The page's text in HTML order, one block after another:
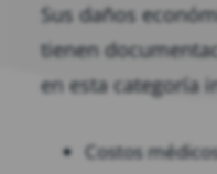
Sus daños
tienen
en esta categoría
Costos